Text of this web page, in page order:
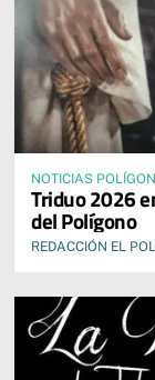
NOTICIAS
Triduo 2026
del Polígono
REDACCIÓN EL